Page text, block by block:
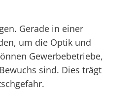
Gerade in einer
um die Optik und
Gewerbebetriebe,
sind. Dies trägt